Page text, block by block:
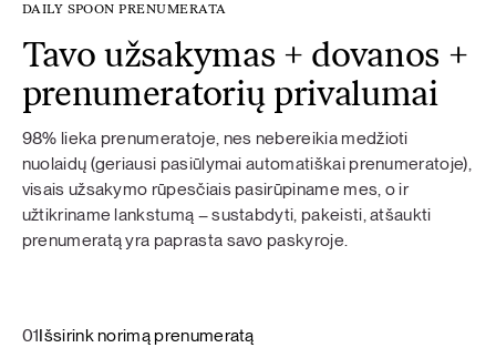
DAILY SPOON PRENUMERATA
Tavo užsakymas + dovanos +
prenumeratorių privalumai
98% lieka prenumeratoje, nes nebereikia medžioti
nuolaidų (geriausi pasiūlymai automatiškai prenumeratoje),
visais užsakymo rūpesčiais pasirūpiname mes, o ir
užtikriname lankstumą – sustabdyti, pakeisti, atšaukti
prenumeratą yra paprasta savo paskyroje.
01Išsirink norimą prenumeratą